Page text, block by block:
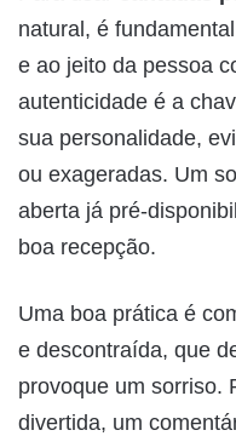
natural, é
e ao jeito da pessoa
autenticidade é a
sua personalidade,
ou exageradas. Um
aberta já pré-
boa recepção.
Uma boa prática é
e descontraída, que
provoque um sorriso.
divertida, um